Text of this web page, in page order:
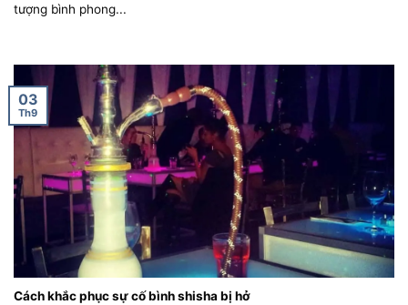
tượng bình phong...
Cách khắc phục sự cố bình shisha bị hở
03
Th9